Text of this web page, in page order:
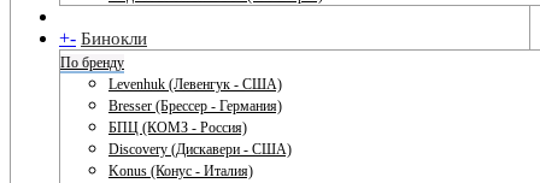
+- Бинокли
По бренду
Levenhuk (Левенгук - США)
Bresser (Брессер - Германия)
БПЦ (КОМЗ - Россия)
Discovery (Дискавери - США)
Konus (Конус - Италия)